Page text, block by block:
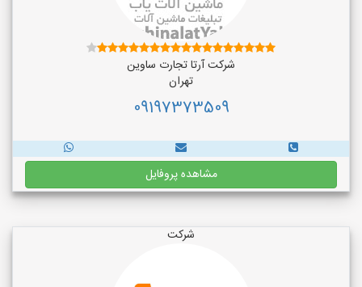
شرکت آرتا تجارت ساوین
تهران
09197373509
مشاهده پروفایل
شرکت